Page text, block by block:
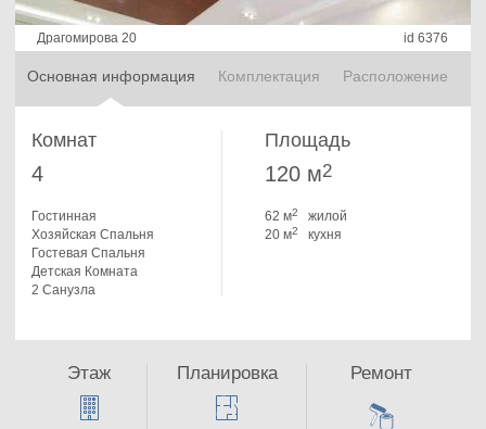
Драгомирова 20 id 6376
Основная информация Комплектация Расположение
Комнат
4
Гостинная
Хозяйская Спальня
Гостевая Спальня
Детская Комната
2 Санузла
Площадь
120 м2
62 м2
жилой
20 м2 кухня
Этаж Планировка Ремонт